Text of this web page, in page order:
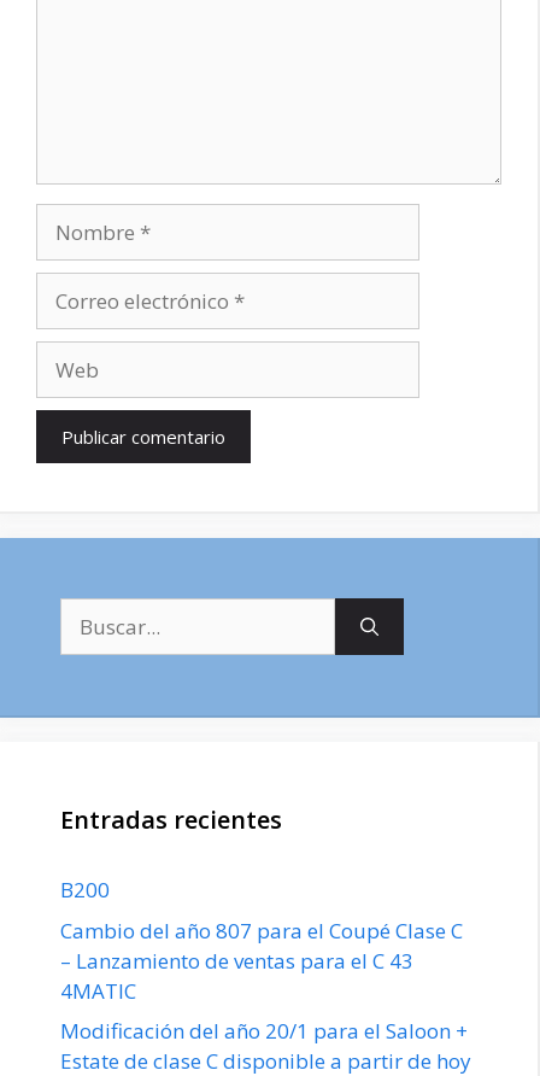
electrónico
Entradas recientes
B200
Cambio del año 807 para el Coupé Clase C
– Lanzamiento de ventas para el C 43
4MATIC
Modificación del año 20/1 para el Saloon +
Estate de clase C disponible a partir de hoy